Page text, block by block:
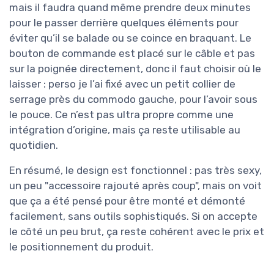
mais il faudra quand même prendre deux minutes
pour le passer derrière quelques éléments pour
éviter qu’il se balade ou se coince en braquant. Le
bouton de commande est placé sur le câble et pas
sur la poignée directement, donc il faut choisir où le
laisser : perso je l’ai fixé avec un petit collier de
serrage près du commodo gauche, pour l’avoir sous
le pouce. Ce n’est pas ultra propre comme une
intégration d’origine, mais ça reste utilisable au
quotidien.
En résumé, le design est fonctionnel : pas très sexy,
un peu "accessoire rajouté après coup", mais on voit
que ça a été pensé pour être monté et démonté
facilement, sans outils sophistiqués. Si on accepte
le côté un peu brut, ça reste cohérent avec le prix et
le positionnement du produit.